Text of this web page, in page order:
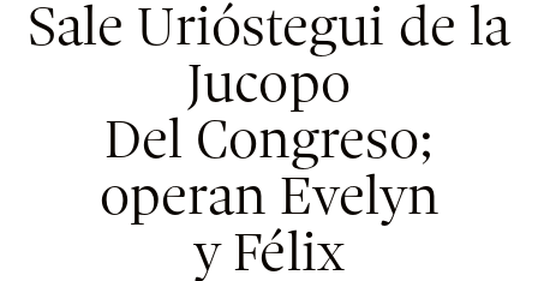
Sale Urióstegui de la
Jucopo
Del Congreso;
operan Evelyn
y Félix